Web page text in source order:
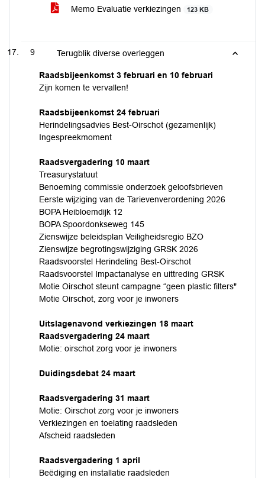
Memo Evaluatie verkiezingen
123 KB
9 Terugblik diverse overleggen
Raadsbijeenkomst 3 februari en 10 februari
Zijn komen te vervallen!
Raadsbijeenkomst 24 februari
Herindelingsadvies Best-Oirschot (gezamenlijk)
Ingespreekmoment
Raadsvergadering 10 maart
Treasurystatuut
Benoeming commissie onderzoek geloofsbrieven
Eerste wijziging van de Tarievenverordening 2026
BOPA Heibloemdijk 12
BOPA Spoordonkseweg 145
Zienswijze beleidsplan Veiligheidsregio BZO
Zienswijze begrotingswijziging GRSK 2026
Raadsvoorstel Herindeling Best-Oirschot
Raadsvoorstel Impactanalyse en uittreding GRSK
Motie Oirschot steunt campagne “geen plastic filters"
Motie Oirschot, zorg voor je inwoners
Uitslagenavond verkiezingen 18 maart
Raadsvergadering 24 maart
Motie: oirschot zorg voor je inwoners
Duidingsdebat 24 maart
Raadsvergadering 31 maart
Motie: Oirschot zorg voor je inwoners
Verkiezingen en toelating raadsleden
Afscheid raadsleden
Raadsvergadering 1 april
Beëdiging en installatie raadsleden